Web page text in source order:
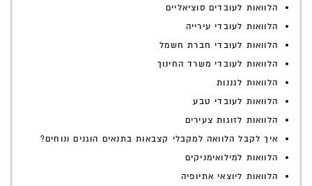
הלוואות לעובדים סוציאליים
הלוואות לעובדי עירייה
הלוואות לעובדי חברת חשמל
הלוואות לעובדי משרד החינוך
הלוואות לגננות
הלוואות לעובדי טבע
הלוואות לזוגות צעירים
איך לקבל הלוואה למקבלי קצבאות בתנאים הוגנים ונוחים?
הלוואות למילואימניקים
הלוואות ליוצאי אתיופיה